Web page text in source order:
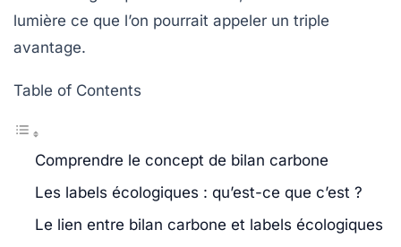
lumière ce que l’on pourrait appeler un triple
avantage.
Table of Contents
Comprendre le concept de bilan carbone
Les labels écologiques : qu’est-ce que c’est ?
Le lien entre bilan carbone et labels écologiques